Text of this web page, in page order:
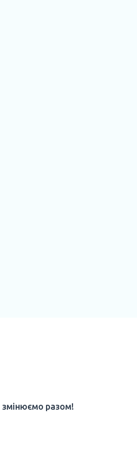
змінюємо разом!